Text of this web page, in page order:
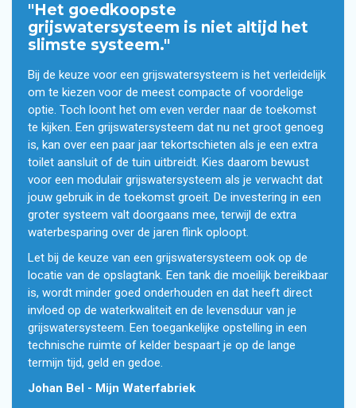
"Het goedkoopste
grijswatersysteem is niet altijd het
slimste systeem."
Bij de keuze voor een grijswatersysteem is het verleidelijk
om te kiezen voor de meest compacte of voordelige
optie. Toch loont het om even verder naar de toekomst
te kijken. Een grijswatersysteem dat nu net groot genoeg
is, kan over een paar jaar tekortschieten als je een extra
toilet aansluit of de tuin uitbreidt. Kies daarom bewust
voor een modulair grijswatersysteem als je verwacht dat
jouw gebruik in de toekomst groeit. De investering in een
groter systeem valt doorgaans mee, terwijl de extra
waterbesparing over de jaren flink oploopt.
Let bij de keuze van een grijswatersysteem ook op de
locatie van de opslagtank. Een tank die moeilijk bereikbaar
is, wordt minder goed onderhouden en dat heeft direct
invloed op de waterkwaliteit en de levensduur van je
grijswatersysteem. Een toegankelijke opstelling in een
technische ruimte of kelder bespaart je op de lange
termijn tijd, geld en gedoe.
Johan Bel - Mijn Waterfabriek